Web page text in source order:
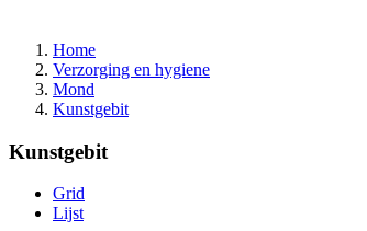
Home
Verzorging en hygiene
Mond
Kunstgebit
Kunstgebit
Grid
Lijst